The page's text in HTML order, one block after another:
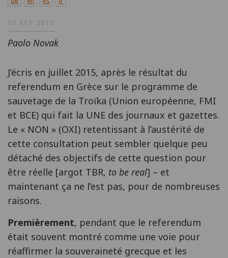
01 SEP 2015
Paolo Novak
J’écris en juillet 2015, après le résultat du
referendum en Grèce sur le programme de
sauvetage de la Troïka (Union européenne, FMI
et BCE) qui fait la UNE des journaux et gazettes.
Le « NON » (OXI) retentissant à l’austérité de
cette consultation peut sembler quelque peu
détaché des objectifs de cette question pour
être réelle [argot TBR, to be real] – et
maintenant ça ne l’est pas, pour de nombreuses
raisons.
Premièrement, pendant que le referendum
était souvent montré comme une voie pour
réaffirmer la souveraineté grecque et les